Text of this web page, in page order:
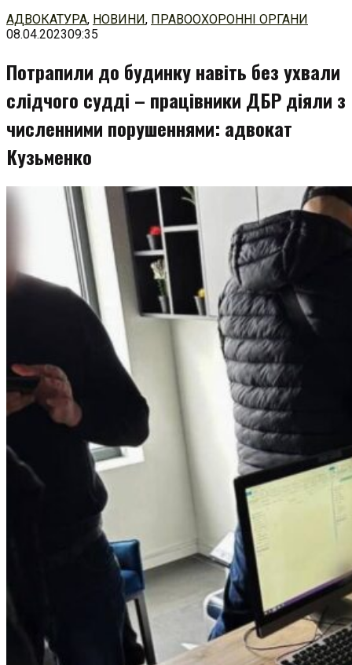
Перейти
до
АДВОКАТУРА, НОВИНИ, ПРАВООХОРОННІ ОРГАНИ
08.04.202309:35
Потрапили до будинку навіть без ухвали
слідчого судді – працівники ДБР діяли з
численними порушеннями: адвокат
Кузьменко